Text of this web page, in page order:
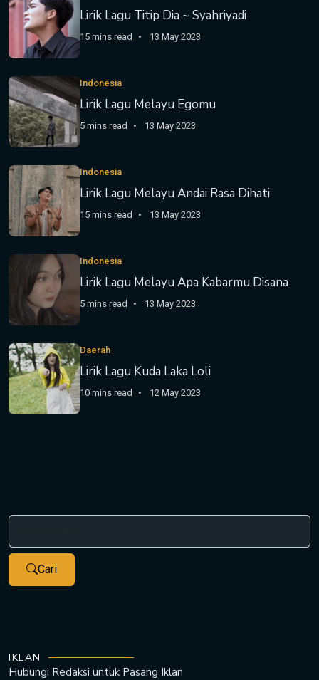
Lirik Lagu Titip Dia ~ Syahriyadi
15 mins read 13 May 2023
Indonesia
Lirik Lagu Melayu Egomu
5 mins read 13 May 2023
Indonesia
Lirik Lagu Melayu Andai Rasa Dihati
15 mins read 13 May 2023
Indonesia
Lirik Lagu Melayu Apa Kabarmu Disana
5 mins read 13 May 2023
Daerah
Lirik Lagu Kuda Laka Loli
10 mins read 12 May 2023
Cari
IKLAN
Hubungi Redaksi untuk Pasang Iklan